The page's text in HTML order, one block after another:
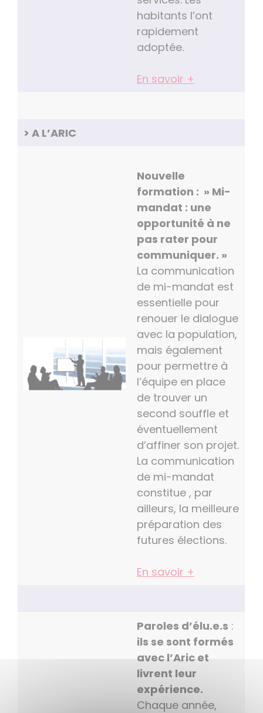
habitants l’ont
rapidement
adoptée.
En savoir +
> A L’ARIC
Nouvelle
formation : » Mi-
mandat : une
opportunité à ne
pas rater pour
communiquer. »
La communication
de mi-mandat est
essentielle pour
renouer le dialogue
avec la population,
mais également
pour permettre à
l’équipe en place
de trouver un
second souffle et
éventuellement
d’affiner son projet.
La communication
de mi-mandat
constitue , par
ailleurs, la meilleure
préparation des
futures élections.
En savoir +
Paroles d’élu.e.s :
ils se sont formés
avec l’Aric et
livrent leur
expérience.
Chaque année,